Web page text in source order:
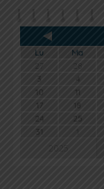
Lu Ma
27
28
3
4
10
11
17
18
24
25
31